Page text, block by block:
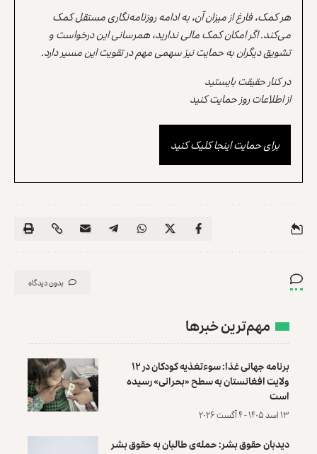
هر کمک، فارغ از میزان آن، به ادامه روزنامه‌نگاری مستقل کمک
می‌کند. اگر امکان کمک مالی ندارید، همرسانی این درخواست و
تشویق دیگران به حمایت نیز سهمی مهم در تقویت این مسیر دارد.
در کنار حقیقت بایستید
از اطلاعات روز حمایت کنید
برای حمایت اینجا کلیک کنید
بدون دیدگاه
مهم‌ترین خبرها
برنامه جهانی غذا: سوءتغذیه کودکان در ۱۲
ولایت افغانستان به سطح «بحرانی» رسیده
است
۱۳ اسد ۱۴۰۵ - ۴ آگست ۲۰۲۶
دیدبان حقوق بشر: حمله‌ی طالبان به حقوق بشر